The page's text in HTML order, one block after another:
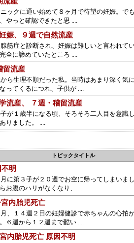
ックに通い始めて８ヶ月で待望の妊娠。で
やっと確認できたと思 ....
娠、９週で自然流産
腺筋症と診断され、妊娠は難しいと言われて
全に諦めていたところ ....
留流産
ら生理不順だった私。当時はあまり深く気
ってくるにつれ、子供が ....
流産、 ７週・稽留流産
子が１歳半になる頃、そろそろ二人目を意識
りました。 ....
トピックタイトル
明
に第３子が２０週でお空に帰ってしまいま
お腹のハリがなくなり、 ....
宮内胎児死亡
、１４週２日の妊婦健診で赤ちゃんの心拍
６週から１２週まで酷い ....
内胎児死亡 原因不明